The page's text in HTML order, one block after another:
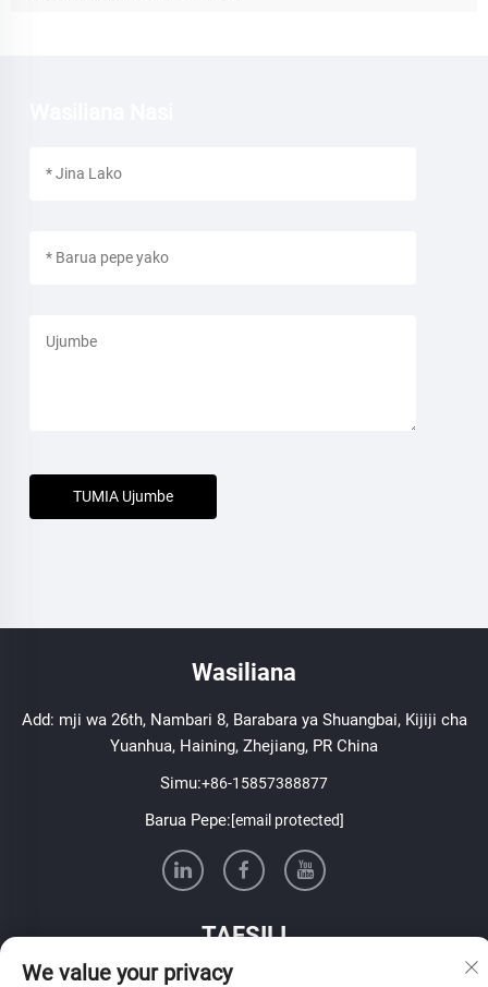
TUMIA Ujumbe
Wasiliana
Add: mji wa 26th, Nambari 8, Barabara ya Shuangbai, Kijiji cha
Yuanhua, Haining, Zhejiang, PR China
Simu:+86-15857388877
Barua Pepe:[email protected]
TAFSILI
Jiunge ili kupokea barua pepe ya wiki yetu
We value your privacy